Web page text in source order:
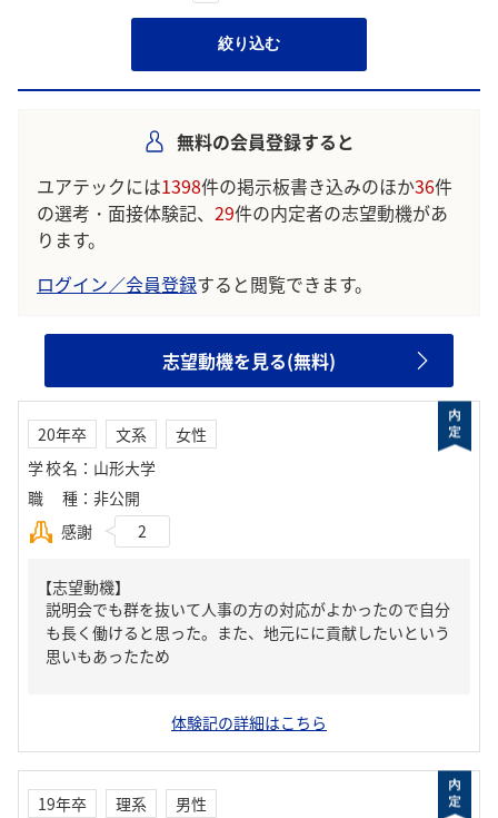
絞り込む
無料の会員登録すると
ユアテックには1398件の掲示板書き込みのほか36件
の選考・面接体験記、 29件の内定者の志望動機があ
ります。
ログイン／会員登録すると閲覧できます。
志望動機を見る(無料)
20年卒 文系
女性
学校名 ： 山形大学
職種 ： 非公開
感謝
2
【志望動機】
説明会でも群を抜いて人事の方の対応がよかったので自分
も長く働けると思った。また、地元にに貢献したいという
思いもあったため
体験記の詳細はこちら
19年卒 理系
男性